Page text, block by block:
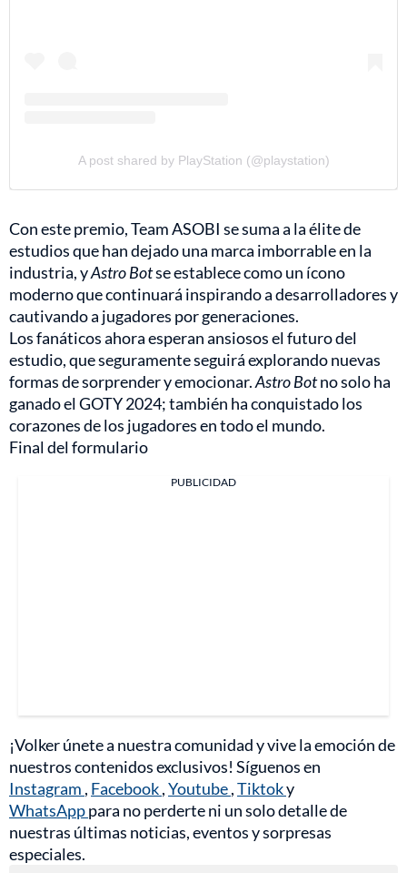
A post shared by PlayStation (@playstation)
Con este premio, Team ASOBI se suma a la élite de
estudios que han dejado una marca imborrable en la
industria, yAstro Botse establece como un ícono
moderno que continuará inspirando a desarrolladores y
cautivando a jugadores por generaciones.
Los fanáticos ahora esperan ansiosos el futuro del
estudio, que seguramente seguirá explorando nuevas
formas de sorprender y emocionar.Astro Botno solo ha
ganado el GOTY 2024; también ha conquistado los
corazones de los jugadores en todo el mundo.
Final del formulario
PUBLICIDAD
¡Volker únete a nuestra comunidad y vive la emoción de
nuestros contenidos exclusivos! Síguenos en
Instagram , Facebook,Youtube,Tiktoky
WhatsApppara no perderte ni un solo detalle de
nuestras últimas noticias, eventos y sorpresas
especiales.